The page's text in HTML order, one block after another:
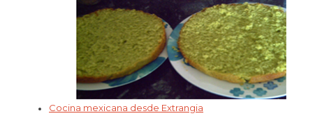
Cocina mexicana desde Extrangia